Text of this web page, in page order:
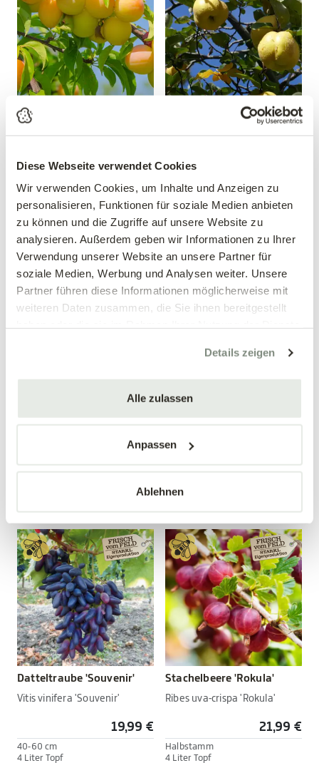
Diese Webseite verwendet Cookies
Wir verwenden Cookies, um Inhalte und Anzeigen zu
personalisieren, Funktionen für soziale Medien anbieten
zu können und die Zugriffe auf unsere Website zu
analysieren. Außerdem geben wir Informationen zu Ihrer
Verwendung unserer Website an unsere Partner für
soziale Medien, Werbung und Analysen weiter. Unsere
Partner führen diese Informationen möglicherweise mit
weiteren Daten zusammen, die Sie ihnen bereitgestellt
Details zeigen
Alle zulassen
Anpassen
Ablehnen
Mirabelle 'Mirabelle von
Nancy'
39,90 €
mehrere Varianten verfügbar!
'Konstantinopeler'
34,90 €
Busch
10 Liter Topf
4 Liter Topf
Datteltraube 'Souvenir'
Vitis vinifera 'Souvenir'
19,99 €
40-60 cm
4 Liter Topf
Stachelbeere 'Rokula'
Ribes uva-crispa 'Rokula'
21,99 €
Halbstamm
4 Liter Topf